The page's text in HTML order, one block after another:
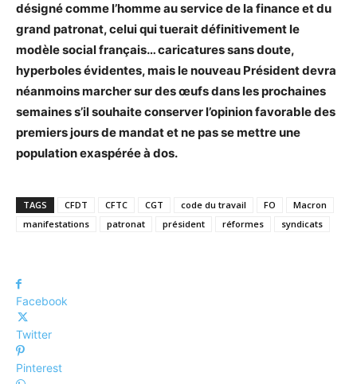
désigné comme l’homme au service de la finance et du
grand patronat, celui qui tuerait définitivement le
modèle social français… caricatures sans doute,
hyperboles évidentes, mais le nouveau Président devra
néanmoins marcher sur des œufs dans les prochaines
semaines s’il souhaite conserver l’opinion favorable des
premiers jours de mandat et ne pas se mettre une
population exaspérée à dos.
TAGS CFDT CFTC CGT code du travail FO
Macron
manifestations
patronat président réformes syndicats
Facebook
Twitter
Pinterest